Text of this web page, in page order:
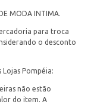
MODA INTIMA.
para troca
o desconto
Pompéia:
não estão
do item. A